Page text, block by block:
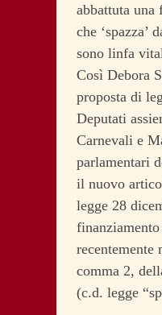
abbattuta
che ‘spazza’
sono linfa
Così Debora
proposta di
Deputati
Carnevali e
parlamentari
il nuovo
legge 28
recentemente
comma 2,
(c.d. legge